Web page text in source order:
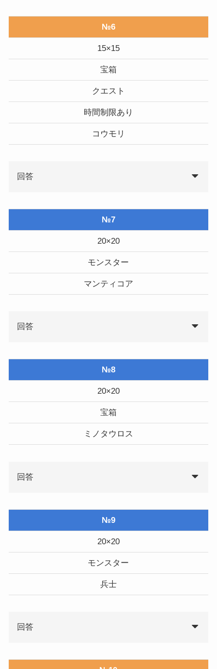
№6
15×15
宝箱
クエスト
時間制限あり
コウモリ
回答
№7
20×20
モンスター
マンティコア
回答
№8
20×20
宝箱
ミノタウロス
回答
№9
20×20
モンスター
兵士
回答